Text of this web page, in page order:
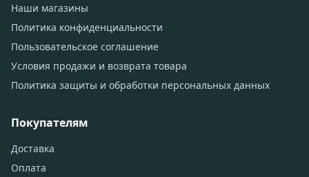
Наши магазины
Политика конфиденциальности
Пользовательское соглашение
Условия продажи и возврата товара
Политика защиты и обработки персональных данных
Покупателям
Доставка
Оплата